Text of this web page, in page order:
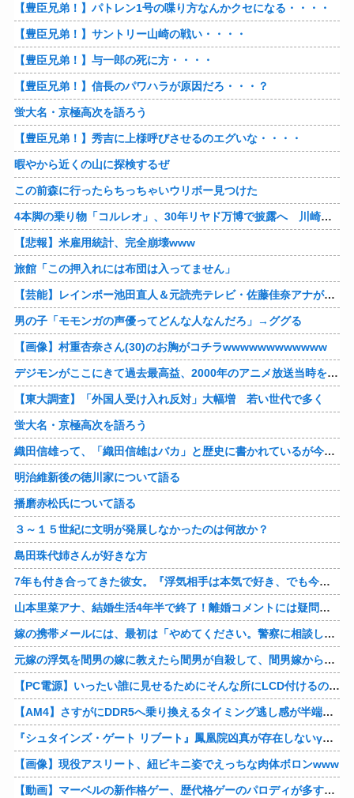
【豊臣兄弟！】パトレン1号の喋り方なんかクセになる・・・・
【豊臣兄弟！】サントリー山崎の戦い・・・・
【豊臣兄弟！】与一郎の死に方・・・・
【豊臣兄弟！】信長のパワハラが原因だろ・・・？
蛍大名・京極高次を語ろう
【豊臣兄弟！】秀吉に上様呼びさせるのエグいな・・・・
暇やから近くの山に探検するぜ
この前森に行ったらちっちゃいウリボー見つけた
4本脚の乗り物「コルレオ」、30年リヤド万博で披露へ 川崎重工が35年発売目指す
【悲報】米雇用統計、完全崩壊www
旅館「この押入れには布団は入ってません」
【芸能】レインボー池田直人＆元読売テレビ・佐藤佳奈アナが結婚
男の子「モモンガの声優ってどんな人なんだろ」→ググる
【画像】村重杏奈さん(30)のお胸がコチラwwwwwwwwwwww
デジモンがここにきて過去最高益、2000年のアニメ放送当時を上回る
【東大調査】「外国人受け入れ反対」大幅増 若い世代で多く
蛍大名・京極高次を語ろう
織田信雄って、「織田信雄はバカ」と歴史に書かれているが今まで家が残っているんでバカではないよな？
明治維新後の徳川家について語る
播磨赤松氏について語る
３～１５世紀に文明が発展しなかったのは何故か？
島田珠代姉さんが好きな方
7年も付き合ってきた彼女。『浮気相手は本気で好き、でも今の生活は壊したくない。あなたは家族で、浮気相手は恋人。それじゃ駄目なの？』人の心なんて持ってなかったｗ
山本里菜アナ、結婚生活4年半で終了！離婚コメントには疑問の声
嫁の携帯メールには、最初は「やめてください。警察に相談します」とかだったけど、最近は「昨日もすごかった。間君のが中でビクピｋ（ｒｙ」とｗ しかも羽目鳥も満載だった！
元嫁の浮気を間男の嫁に教えたら間男が自殺して、間男嫁から感謝されつつ元嫁に『いつ死ぬの？』と笑顔で言われた衝撃
【PC電源】いったい誰に見せるためにそんな所にLCD付けるのかな
【AM4】さすがにDDR5へ乗り換えるタイミング逃し感が半端ない
『シュタインズ・ゲート リブート』鳳凰院凶真が存在しないγ（ガンマ）世界線が追加される
【画像】現役アスリート、紐ビキニ姿でえっちな肉体ボロンwww
【動画】マーベルの新作格ゲー、歴代格ゲーのパロディが多すぎて話題にwwwwwww